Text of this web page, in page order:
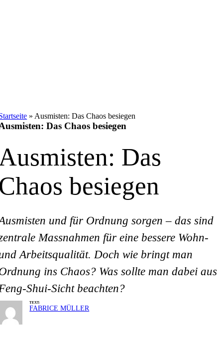
» Ausmisten: Das Chaos besiegen
Das Chaos besiegen
Das
besiegen
und für Ordnung sorgen – das sind
Massnahmen für eine bessere Wohn-
Arbeitsqualität. Doch wie bringt man
ins Chaos? Was sollte man dabei aus
Shui-Sicht beachten?
TEXT:
FABRICE MÜLLER